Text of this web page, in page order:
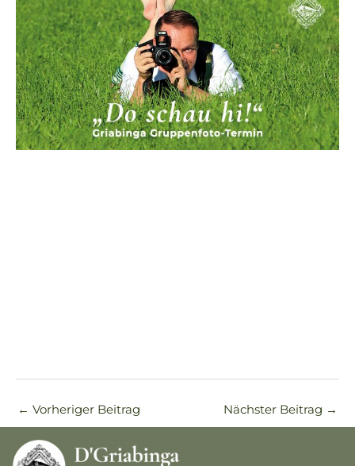
← Vorheriger Beitrag Nächster Beitrag →